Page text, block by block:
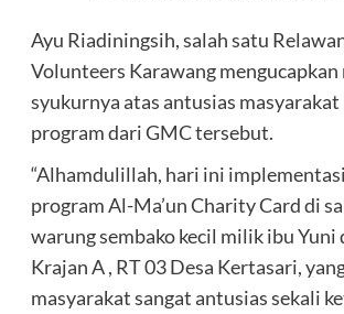
Ayu Riadiningsih, salah satu
Volunteers Karawang mengucapkan
syukurnya atas antusias
program dari GMC tersebut.
“Alhamdulillah, hari ini
program Al-Ma’un Charity Card di
warung sembako kecil milik ibu Yuni
Krajan A , RT 03 Desa Kertasari,
masyarakat sangat antusias sekali